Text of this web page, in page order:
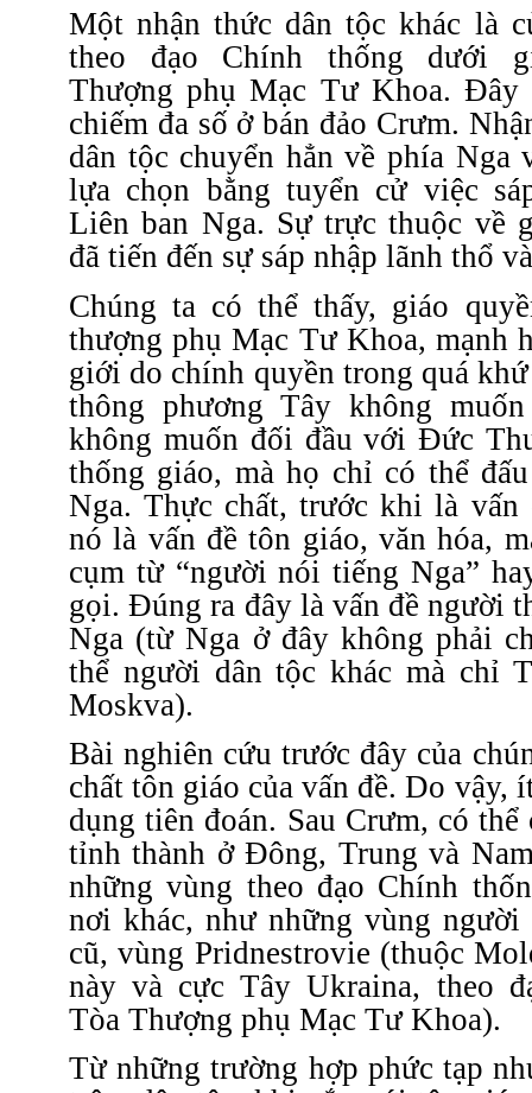
Một nhận thức dân tộc khác là
theo đạo Chính thống dưới
Thượng phụ Mạc Tư Khoa. Đây
chiếm đa số ở bán đảo Crưm.
dân tộc chuyển hẳn về phía Nga
lựa chọn bằng tuyển cử việc
Liên ban Nga. Sự trực thuộc về
đã tiến đến sự sáp nhập lãnh thổ
Chúng ta có thể thấy, giáo
thượng phụ Mạc Tư Khoa, mạnh
giới do chính quyền trong quá
thông phương Tây không
không muốn đối đầu với Đức
thống giáo, mà họ chỉ có thể
Nga. Thực chất, trước khi là
nó là vấn đề tôn giáo, văn hóa,
cụm từ “người nói tiếng Nga”
gọi. Đúng ra đây là vấn đề người
Nga (từ Nga ở đây không phải
thể người dân tộc khác mà chỉ
Moskva).
Bài nghiên cứu trước đây của
chất tôn giáo của vấn đề. Do vậy,
dụng tiên đoán. Sau Crưm, có thể
tỉnh thành ở Đông, Trung và
những vùng theo đạo Chính
nơi khác, như những vùng người
cũ, vùng Pridnestrovie (thuộc
này và cực Tây Ukraina, theo
Tòa Thượng phụ Mạc Tư Khoa).
Từ những trường hợp phức tạp